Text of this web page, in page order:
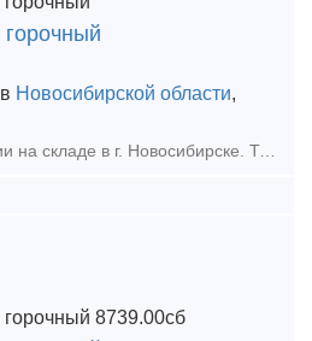
в Новосибирской области,
ООО Авангард В наличии на складе в г. Новосибирске. Также в наличии: рельсы, шпалы, подкладка, накладка, прокладка, крепеж, стрелочные переводы - новые, резервные, б/у, восстановленные. Зво